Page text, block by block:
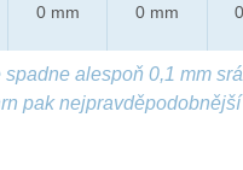
0 mm 0 mm
alespoň 0,1 mm
pak